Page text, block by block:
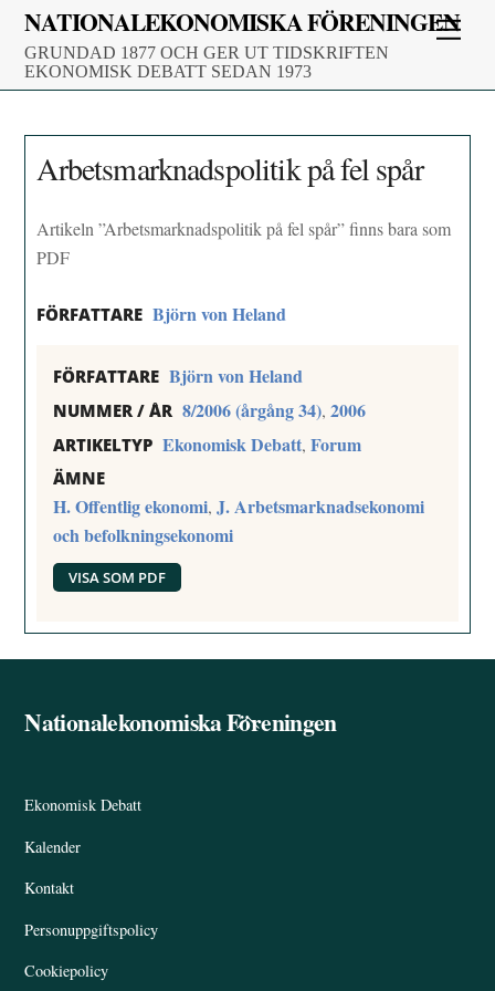
Skip
content
NATIONALEKONOMISKA FÖRENINGEN
GRUNDAD 1877 OCH GER UT TIDSKRIFTEN
EKONOMISK DEBATT SEDAN 1973
Arbetsmarknadspolitik på fel spår
Artikeln ”Arbetsmarknadspolitik på fel spår” finns bara som
PDF
FÖRFATTARE Björn von Heland
FÖRFATTARE Björn von Heland
NUMMER / ÅR 8/2006 (årgång 34),2006
ARTIKELTYP Ekonomisk Debatt,Forum
ÄMNE
H. Offentlig ekonomi,J. Arbetsmarknadsekonomi
och befolkningsekonomi
VISA SOM PDF
Back
Nationalekonomiska Föreningen
Ekonomisk Debatt
Kalender
Kontakt
Personuppgiftspolicy
Cookiepolicy